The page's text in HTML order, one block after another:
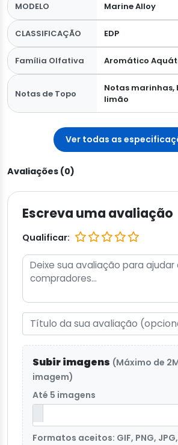
MODELO Marine Alloy
CLASSIFICAÇÃO EDP
Família Olfativa Aromático
Notas de Topo
Notas
limão
Ver todas as
Avaliações (0)
Escreva uma avaliação
Qualificar:
Subir imagens (Máximo de
imagem)
Até 5 imagens
Formatos aceitos: GIF, PNG, JPG,